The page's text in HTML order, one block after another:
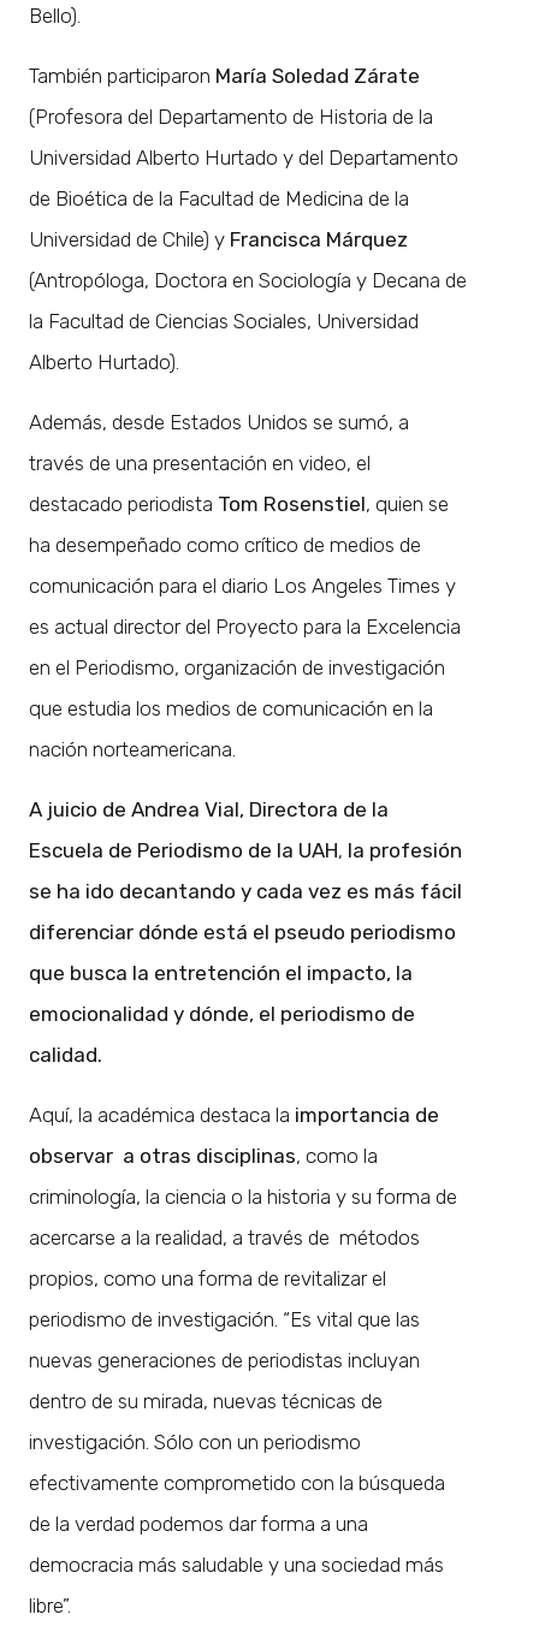
Bello).
También participaron María Soledad Zárate
(Profesora del Departamento de Historia de la
Universidad Alberto Hurtado y del Departamento
de Bioética de la Facultad de Medicina de la
Universidad de Chile) y Francisca Márquez
(Antropóloga, Doctora en Sociología y Decana de
la Facultad de Ciencias Sociales, Universidad
Alberto Hurtado).
Además, desde Estados Unidos se sumó, a
través de una presentación en video, el
destacado periodista Tom Rosenstiel, quien se
ha desempeñado como crítico de medios de
comunicación para el diario Los Angeles Times y
es actual director del Proyecto para la Excelencia
en el Periodismo, organización de investigación
que estudia los medios de comunicación en la
nación norteamericana.
A juicio de Andrea Vial, Directora de la
Escuela de Periodismo de la UAH, la profesión
se ha ido decantando y cada vez es más fácil
diferenciar dónde está el pseudo periodismo
que busca la entretención el impacto, la
emocionalidad y dónde, el periodismo de
calidad.
Aquí, la académica destaca la importancia de
observar a otras disciplinas, como la
criminología, la ciencia o la historia y su forma de
acercarse a la realidad, a través de métodos
propios, como una forma de revitalizar el
periodismo de investigación. “Es vital que las
nuevas generaciones de periodistas incluyan
dentro de su mirada, nuevas técnicas de
investigación. Sólo con un periodismo
efectivamente comprometido con la búsqueda
de la verdad podemos dar forma a una
democracia más saludable y una sociedad más
libre”.